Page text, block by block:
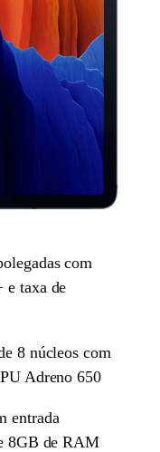
com
e taxa de
8 núcleos com
Adreno 650
entrada
8GB de RAM